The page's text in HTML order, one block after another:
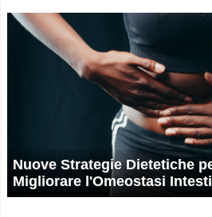
Nuove Strategie Dietetiche
Migliorare l'Omeostasi